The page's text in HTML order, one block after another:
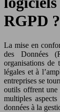
RGPD ?
La mise en
des Données
organisations de
légales et à
entreprises se
outils offrent une
multiples
données à la